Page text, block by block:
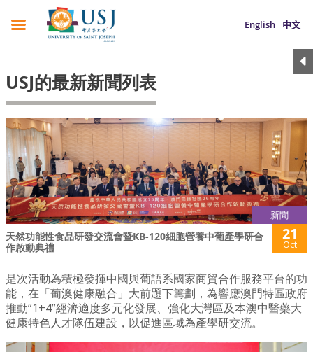
English 中文
USJ的最新新聞列表
新聞
天然功能性食品研發交流會暨KB-120細胞營養中葡產學研合
作啟動典禮
21
Oct
是次活動為積極發揮中國與葡語系國家商貿合作服務平台的功
能，在「葡澳健康融合」大前題下籌劃，為響應澳門特區政府
推動“1+4”經濟適度多元化發展、強化大灣區及本澳中醫藥大
健康特色人才隊伍建設，以促進區域為產學研交流。